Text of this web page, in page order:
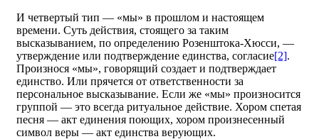
И четвертый тип — «мы» в прошлом и настоящем
времени. Суть действия, стоящего за таким
высказыванием, по определению Розенштока-Хюсси, —
утверждение или подтверждение единства, согласие[2].
Произнося «мы», говорящий создает и подтверждает
единство. Или прячется от ответственности за
персональное высказывание. Если же «мы» произносится
группой — это всегда ритуальное действие. Хором спетая
песня — акт единения поющих, хором произнесенный
символ веры — акт единства верующих.